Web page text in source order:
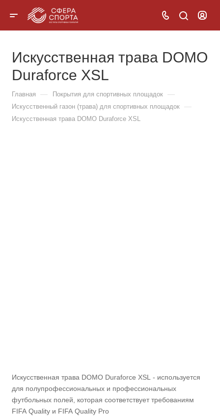
Искусственная трава DOMO
Duraforce XSL
Главная — Покрытия для спортивных площадок —
Искусственный газон (трава) для спортивных площадок —
Искусственная трава DOMO Duraforce XSL
Искусственная трава DOMO Duraforce XSL - используется
для полупрофессиональных и профессиональных
футбольных полей, которая соответствует требованиям
FIFA Quality и FIFA Quality Pro